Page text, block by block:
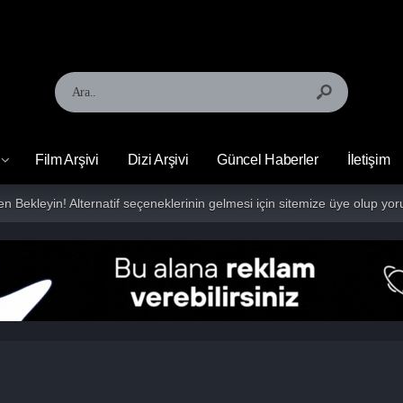
Film Arşivi Dizi Arşivi Güncel Haberler İletişim
Bekleyin! Alternatif seçeneklerinin gelmesi için sitemize üye olup